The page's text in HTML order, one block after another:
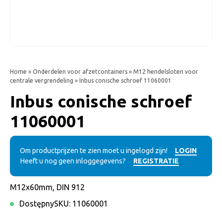
Home » Onderdelen voor afzetcontainers » M12 hendelsloten voor
centrale vergrendeling » Inbus conische schroef 11060001
Inbus conische schroef
11060001
Om productprijzen te zien moet u ingelogd zijn!
LOGIN
Heeft u nog geen inloggegevens?
REGISTRATIE
M12x60mm, DIN 912
DostępnySKU: 11060001